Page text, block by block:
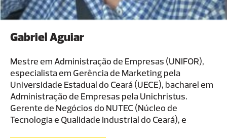
Gabriel Aguiar
Mestre em Administração de Empresas (UNIFOR),
especialista em Gerência de Marketing pela
Universidade Estadual do Ceará (UECE), bacharel em
Administração de Empresas pela Unichristus.
Gerente de Negócios do NUTEC (Núcleo de
Tecnologia e Qualidade Industrial do Ceará), e